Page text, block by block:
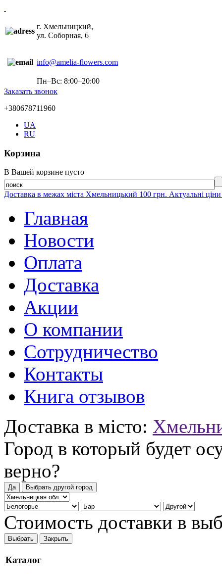
г. Хмельницкий,
ул. Соборная, 6
info@amelia-flowers.com
Пн–Вс: 8:00–20:00
Заказать звонок
+380678711960
UA
RU
Корзина
В Вашей корзине пусто
Доставка в межах міста Хмельницький 100 грн. Актуальні
Главная
Новости
Оплата
Доставка
Акции
О компании
Сотрудничество
Контакты
Книга отзывов
Доставка в місто:
Город в который будет
верно?
Да Выбрать другой город
Стоимость доставки в
Выбрать Закрыть
Каталог